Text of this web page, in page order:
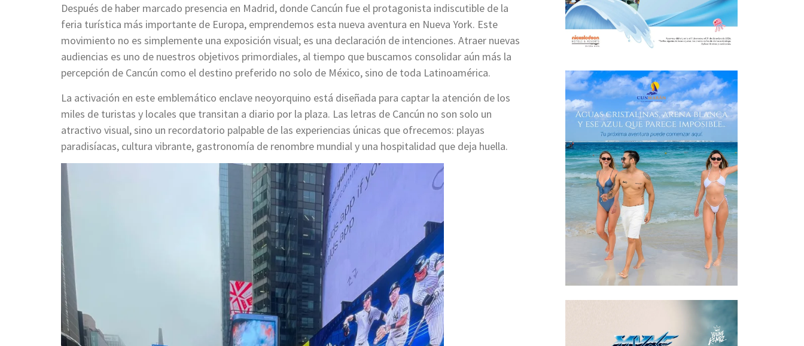
Después de haber marcado presencia en Madrid, donde Cancún fue el protagonista indiscutible de la
feria turística más importante de Europa, emprendemos esta nueva aventura en Nueva York. Este
movimiento no es simplemente una exposición visual; es una declaración de intenciones. Atraer nuevas
audiencias es uno de nuestros objetivos primordiales, al tiempo que buscamos consolidar aún más la
percepción de Cancún como el destino preferido no solo de México, sino de toda Latinoamérica.
La activación en este emblemático enclave neoyorquino está diseñada para captar la atención de los
miles de turistas y locales que transitan a diario por la plaza. Las letras de Cancún no son solo un
atractivo visual, sino un recordatorio palpable de las experiencias únicas que ofrecemos: playas
paradisíacas, cultura vibrante, gastronomía de renombre mundial y una hospitalidad que deja huella.